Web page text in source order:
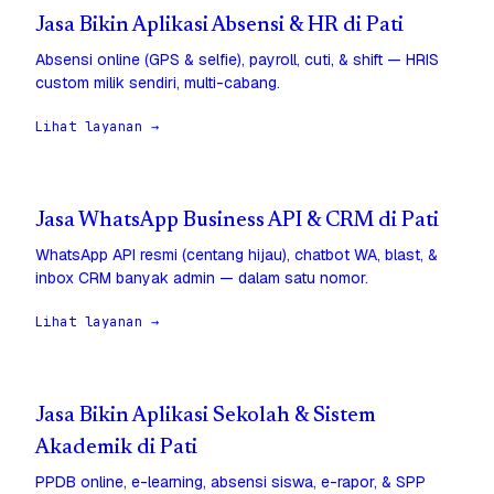
Jasa Bikin Aplikasi Absensi & HR di Pati
Absensi online (GPS & selfie), payroll, cuti, & shift — HRIS
custom milik sendiri, multi-cabang.
Lihat layanan →
Jasa WhatsApp Business API & CRM di Pati
WhatsApp API resmi (centang hijau), chatbot WA, blast, &
inbox CRM banyak admin — dalam satu nomor.
Lihat layanan →
Jasa Bikin Aplikasi Sekolah & Sistem
Akademik di Pati
PPDB online, e-learning, absensi siswa, e-rapor, & SPP